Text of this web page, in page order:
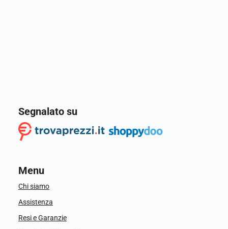
Segnalato su
Menu
Chi siamo
Assistenza
Resi e Garanzie